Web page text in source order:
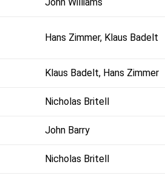
Hans Zimmer, Klaus Badelt
Klaus Badelt, Hans Zimmer
Nicholas Britell
John Barry
Nicholas Britell